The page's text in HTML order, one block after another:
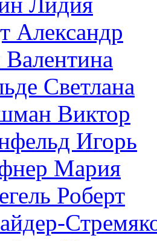
Александр
Светлана
Виктор
Игорь
Мария
Роберт